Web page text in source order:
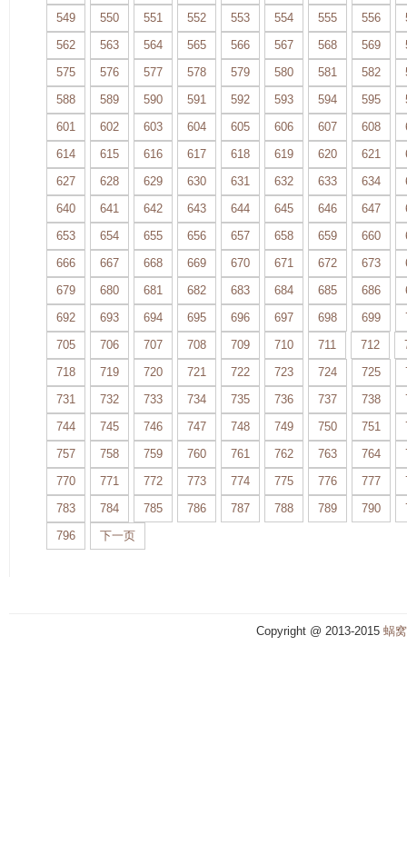
549
550 551 552 553 554 555 556
562
563 564 565 566 567 568 569
575
576 577 578 579 580 581 582
588
589 590 591 592 593 594 595
601
602 603 604 605 606 607 608
614
615 616 617 618 619 620 621
627
628 629 630 631 632 633 634
640
641 642 643 644 645 646 647
653
654 655 656 657 658 659 660
666
667 668 669 670 671 672 673
679
680 681 682 683 684 685 686
692
693 694 695 696 697 698 699
705
706 707 708 709 710 711 712
718
719 720 721 722 723 724 725
731
732 733 734 735 736 737 738
744
745 746 747 748 749 750 751
757
758 759 760 761 762 763 764
770
771 772 773 774 775 776 777
783
784 785 786 787 788 789 790
796
下一页
Copyright @ 2013-2015 蜗